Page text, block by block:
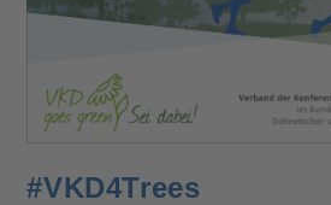
#VKD4Trees